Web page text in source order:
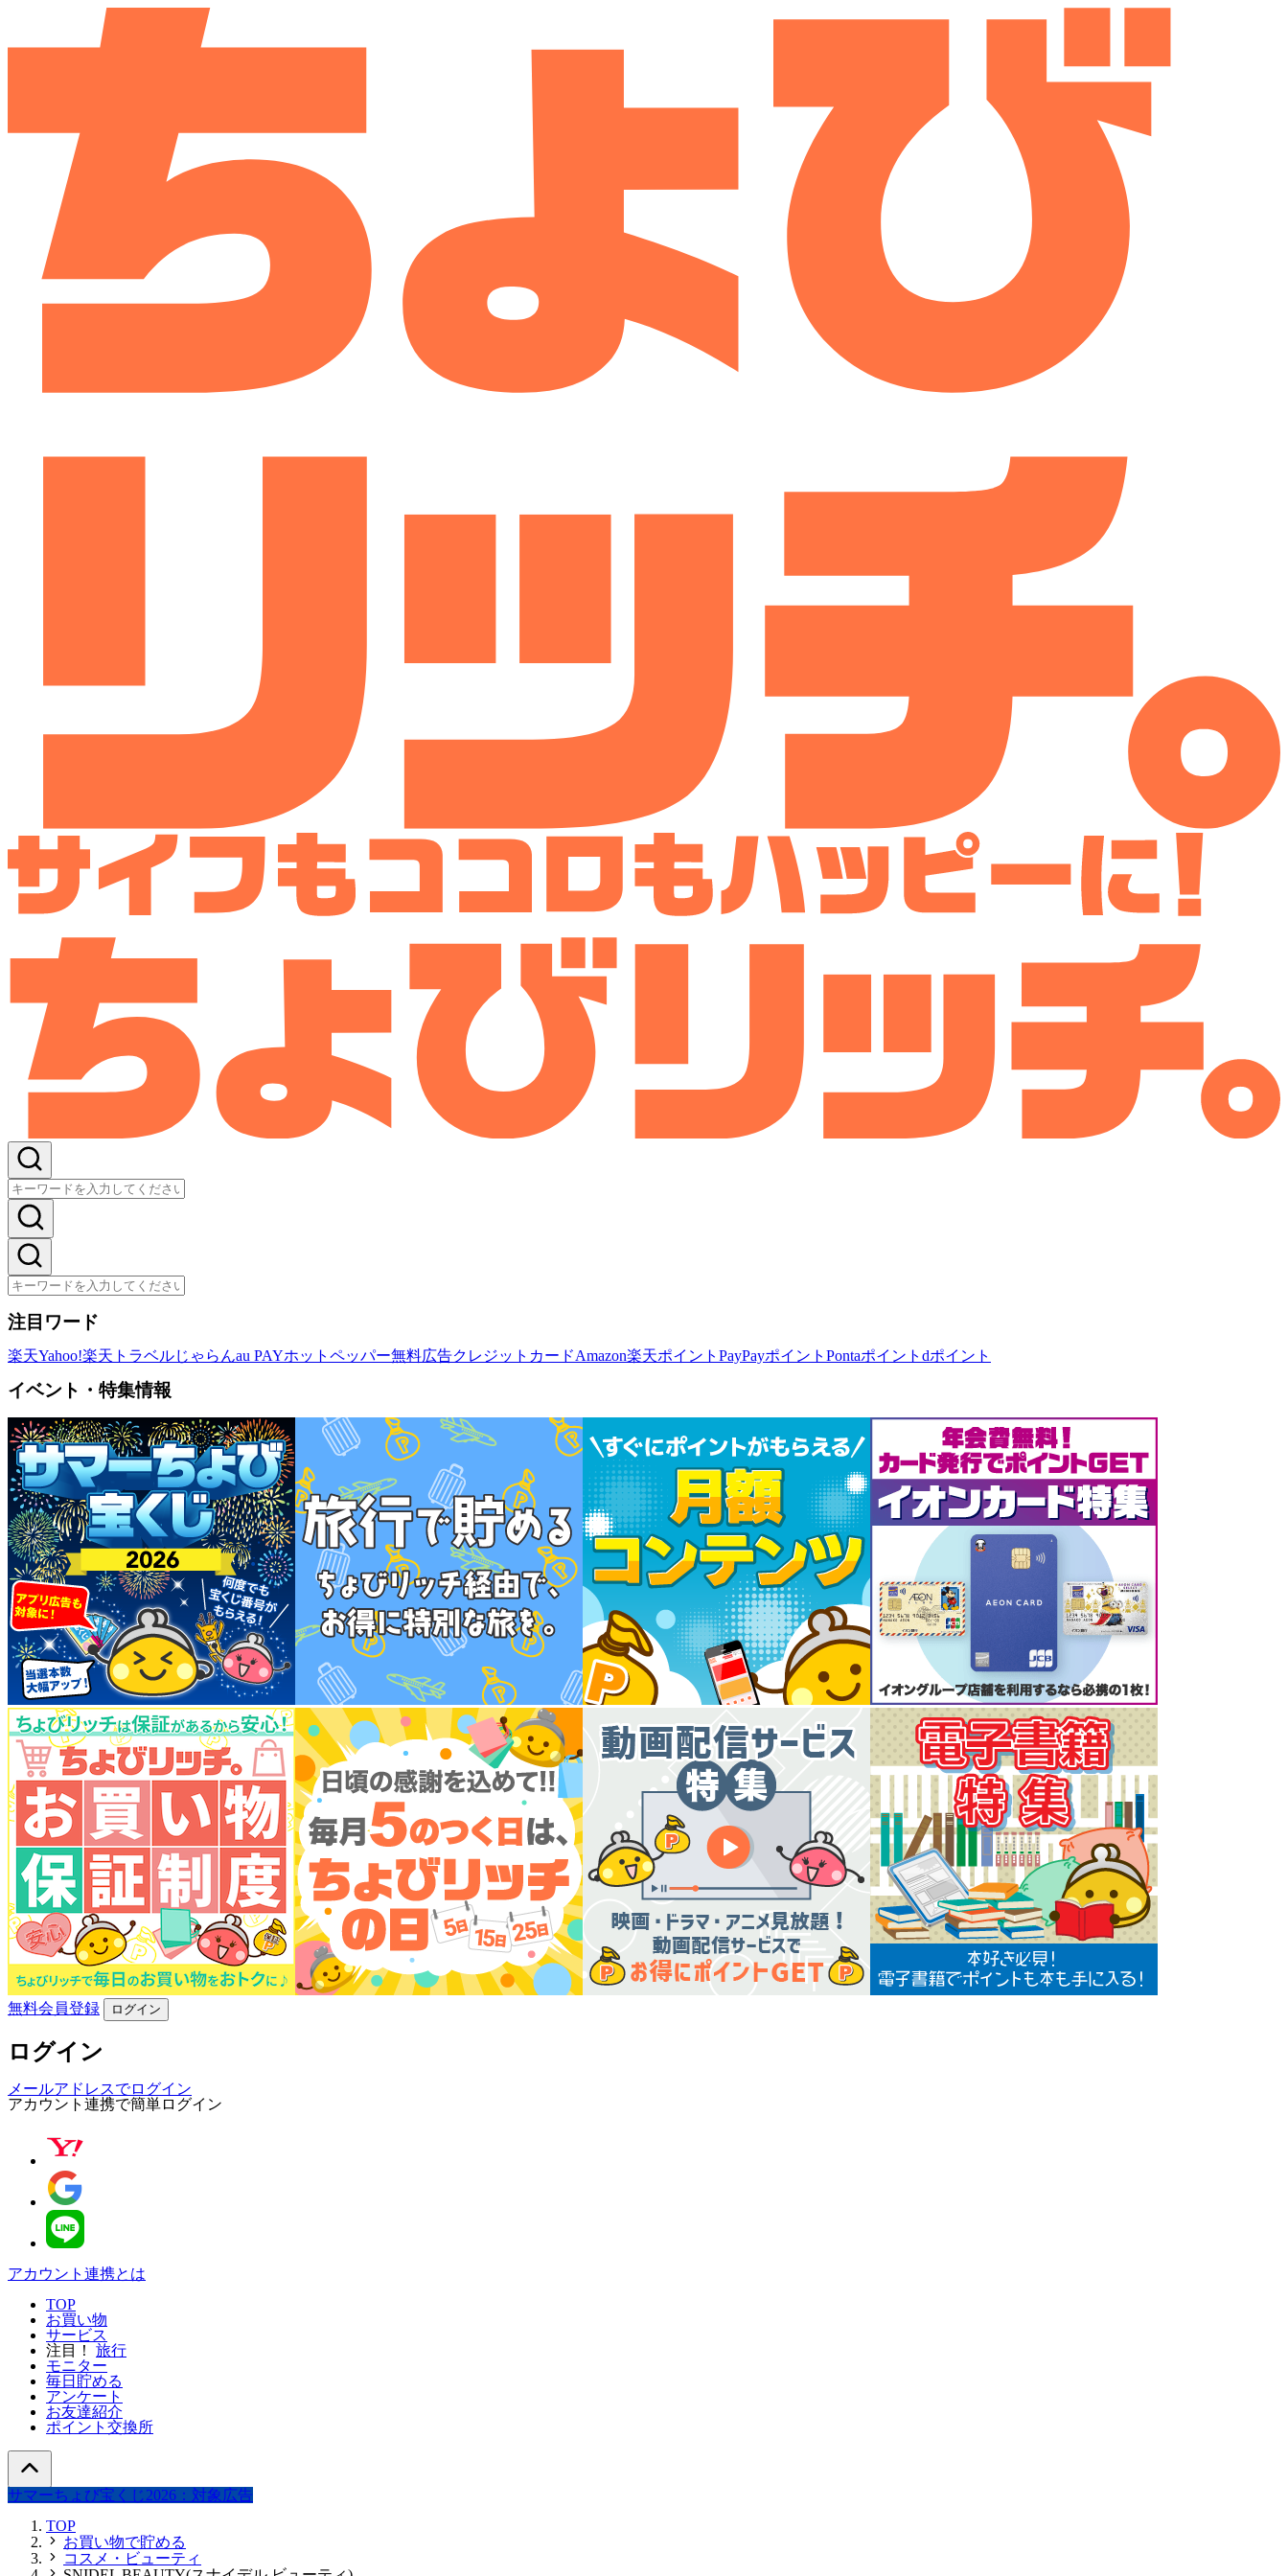
注目ワード
楽天Yahoo!楽天トラベルじゃらんau PAYホットペッパー無料広告クレジットカードAmazon楽天ポイント PayPayポイント Pontaポイント dポイント
イベント・特集情報
無料会員登録 ログイン
ログイン
メールアドレスでログイン
アカウント連携で簡単ログイン
アカウント連携とは
TOP
お買い物
サービス
注目！
旅行
モニター
毎日貯める
アンケート
お友達紹介
ポイント交換所
サマーちょび宝くじ2026：対象広告
TOP
お買い物で貯める
コスメ・ビューティ